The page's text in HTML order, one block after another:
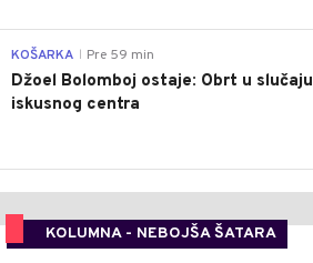
KOŠARKA Pre 59 min
Džoel Bolomboj ostaje: Obrt u slučaju
iskusnog centra
KOLUMNA - NEBOJŠA ŠATARA